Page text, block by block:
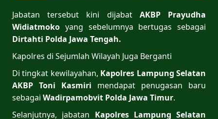
Jabatan tersebut kini dijabat AKBP Prayudha
Widiatmoko yang sebelumnya bertugas sebagai
Dirtahti Polda Jawa Tengah.
Kapolres di Sejumlah Wilayah Juga Berganti
Di tingkat kewilayahan, Kapolres Lampung Selatan
AKBP Toni Kasmiri mendapat penugasan baru
sebagai Wadirpamobvit Polda Jawa Timur.
Selanjutnya, jabatan Kapolres Lampung Selatan